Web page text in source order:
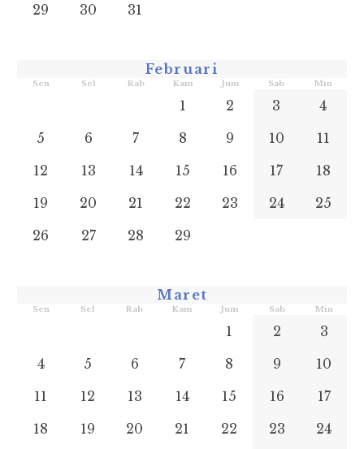
29
30 31
Februari
Sen Sel Rab Kam Jum Sab Min
1 2 3
4
5
6 7 8 9 10
11
12
13 14 15 16 17
18
19
20 21 22 23 24
25
26
27 28 29
Maret
Sen Sel Rab Kam Jum Sab Min
1 2
3
4
5 6 7 8 9
10
11
12 13 14 15 16
17
18
19 20 21 22 23
24